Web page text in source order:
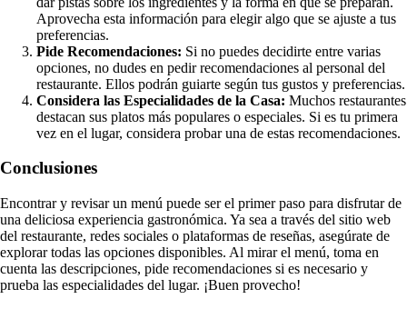
Aprovecha esta información para elegir algo que se ajuste a tus
preferencias.
Pide Recomendaciones: Si no puedes decidirte entre varias
opciones, no dudes en pedir recomendaciones al personal del
restaurante. Ellos podrán guiarte según tus gustos y preferencias.
Considera las Especialidades de la Casa: Muchos restaurantes
destacan sus platos más populares o especiales. Si es tu primera
vez en el lugar, considera probar una de estas recomendaciones.
Conclusiones
Encontrar y revisar un menú puede ser el primer paso para disfrutar de
una deliciosa experiencia gastronómica. Ya sea a través del sitio web
del restaurante, redes sociales o plataformas de reseñas, asegúrate de
explorar todas las opciones disponibles. Al mirar el menú, toma en
cuenta las descripciones, pide recomendaciones si es necesario y
prueba las especialidades del lugar. ¡Buen provecho!